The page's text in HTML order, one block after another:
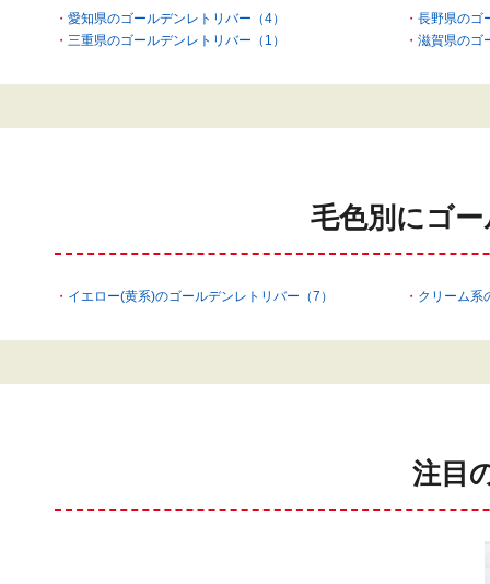
愛知県のゴールデンレトリバー（4）
長野県のゴ
三重県のゴールデンレトリバー（1）
滋賀県のゴ
毛色別にゴ
イエロー(黄系)のゴールデンレトリバー（7） クリーム系
注目